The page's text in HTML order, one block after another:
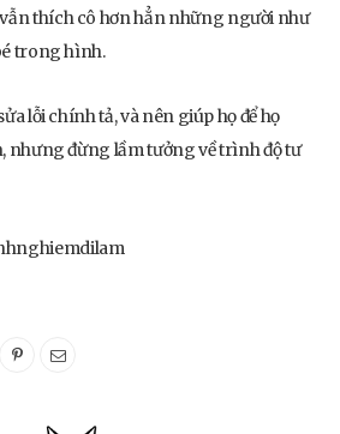
thích cô hơn hẳn những người như
trong hình.
lỗi chính tả, và nên giúp họ để họ
nhưng đừng lầm tưởng về trình độ tư